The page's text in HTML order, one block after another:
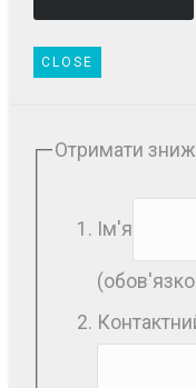
CLOSE
Отримати
Ім'я